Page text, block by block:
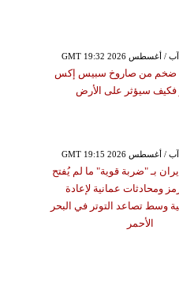
ضخم من صاروخ سبيس إكس
فكيف سيؤثر على الأرض
بـ "ضربة قوية" ما لم يُفتح
ومحادثات عمانية لإعادة
وسط تصاعد التوتر في البحر
الأحمر